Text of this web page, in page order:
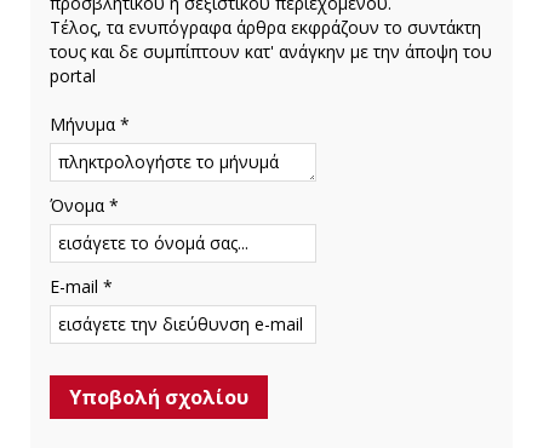
Τέλος, τα ενυπόγραφα άρθρα εκφράζουν το συντάκτη
τους και δε συμπίπτουν κατ' ανάγκην με την άποψη του
portal
Μήνυμα *
Όνομα *
E-mail *